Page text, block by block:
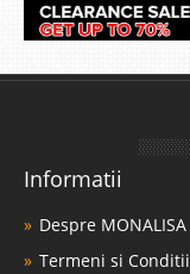
Informatii
Despre MONALISA
Termeni si Conditii